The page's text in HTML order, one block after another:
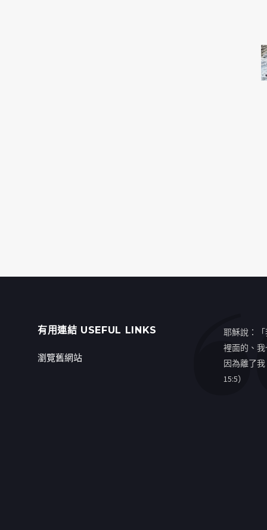
有用連結 USEFUL LINKS
瀏覽舊網站
耶穌說：
裡面的、
因為離了
15:5）